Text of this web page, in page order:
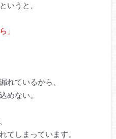
いうと、
」
れているから、
めない。
てしまっています。